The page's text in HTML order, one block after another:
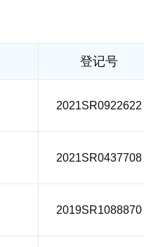
登记号
2021SR0922622
2021SR0437708
2019SR1088870